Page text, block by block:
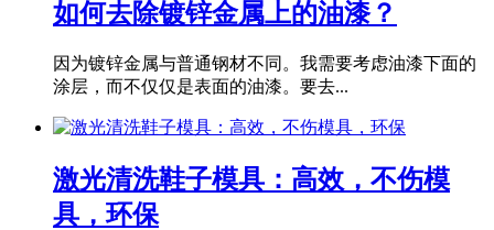
如何去除镀锌金属上的油漆？
因为镀锌金属与普通钢材不同。我需要考虑油漆下面的
涂层，而不仅仅是表面的油漆。要去...
激光清洗鞋子模具：高效，不伤模
具，环保